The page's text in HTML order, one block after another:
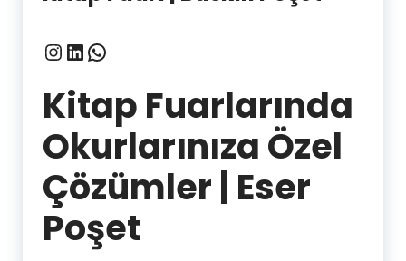
Instagram
LinkedIn
WhatsApp
Kitap Fuarlarında
Okurlarınıza Özel
Çözümler | Eser
Poşet